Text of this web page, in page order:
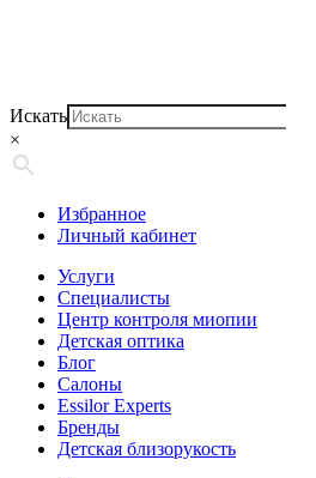
Искать
×
Избранное
Личный кабинет
Услуги
Специалисты
Центр контроля миопии
Детская оптика
Блог
Салоны
Essilor Experts
Бренды
Детская близорукость